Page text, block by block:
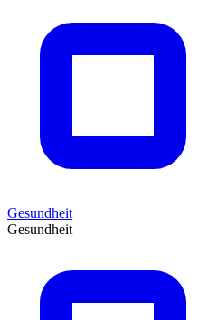
Gesundheit
Gesundheit